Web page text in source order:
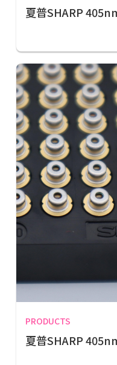
夏普SHARP
PRODUCTS
夏普SHARP